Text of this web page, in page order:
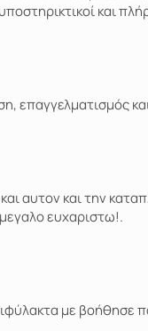
και
επαγγελματισμός
αυτον και την
ευχαριστω!.
με βοήθησε